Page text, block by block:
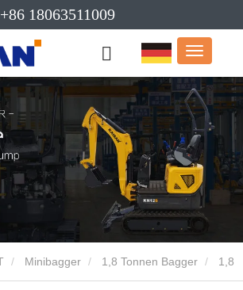
18063511009
Minibagger 1,8 Tonnen Bagger